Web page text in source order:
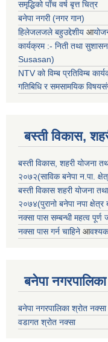
समृद्धिको पाँच वर्ष बृत्त चित्र
बनेपा नगरी (नगर गान)
हिलेजलजले बहुउद्देशीय आ
कार्यक्रम :- निती तथा
Susasan)
NTV को विम्ब प्रतिविम्ब
गतिबिधि र समसामयिक
बस्ती विकास,
बस्ती विकास, शहरी योजना
२०७२(साविक बनेपा न.पा.
बस्ती विकास शहरी योजना
२०७४(पुरानो बनेपा नपा
नक्सा पास सम्बन्धी महत्व पूर्ण
नक्सा पास गर्न चाहिने आ
बनेपा
बनेपा नगरपालिका श्रोत नक्सा
वडागत श्रोत नक्सा